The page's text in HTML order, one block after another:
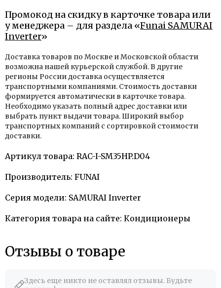
Промокод на скидку в карточке товара или
у менеджера – для раздела «Funai SAMURAI
Inverter»
Доставка товаров по Москве и Московской области
возможна нашей курьерской службой. В другие
регионы России доставка осуществляется
транспортными компаниями. Стоимость доставки
формируется автоматически в карточке товара.
Необходимо указать полный адрес доставки или
выбрать пункт выдачи товара. Широкий выбор
транспортных компаний с сортировкой стоимости
доставки.
Артикул товара: RAC-I-SM35HP.D04
Производитель: FUNAI
Серия модели: SAMURAI Inverter
Категория товара на сайте: Кондиционеры
Отзывы о товаре
Здесь еще никто не оставлял отзывы. Будьте